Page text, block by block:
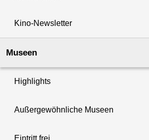
Kino-Newsletter
Museen
Highlights
Außergewöhnliche Museen